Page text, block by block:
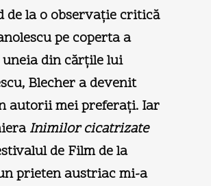
de la o observaţie critică
pe coperta a
din cărţile lui
Blecher a devenit
autorii mei preferaţi. Iar
Inimilor cicatrizate
de Film de la
prieten austriac mi-a